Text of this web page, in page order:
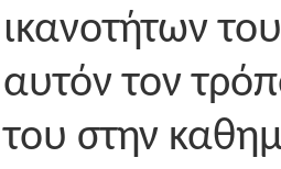
ικανοτήτων
αυτόν τον
του στην